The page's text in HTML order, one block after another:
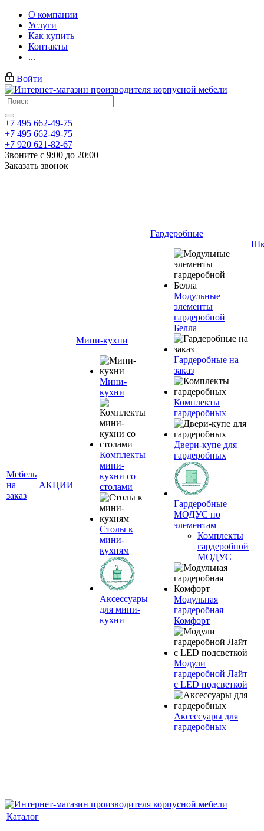
О компании
Услуги
Как купить
Контакты
...
Войти
+7 495 662-49-75
+7 495 662-49-75
+7 920 621-82-67
Звоните с 9:00 до 20:00
Заказать звонок
Мебель
на
заказ
АКЦИИ
Мини-кухни
Мини-
кухни
Комплекты
мини-
кухни со
столами
Столы к
мини-
кухням
Аксессуары
для мини-
кухни
Гардеробные
Модульные
элементы
гардеробной
Белла
Гардеробные на
заказ
Комплекты
гардеробных
Двери-купе для
гардеробных
Гардеробные
МОДУС по
элементам
Комплекты
гардеробной
МОДУС
Модульная
гардеробная
Комфорт
Модули
гардеробной Лайт
с LED подсветкой
Аксессуары для
гардеробных
Каталог